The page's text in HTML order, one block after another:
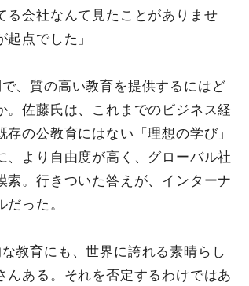
る会社なんて見たことがありませ
起点でした」
、質の高い教育を提供するにはど
。佐藤氏は、これまでのビジネス経
存の公教育にはない「理想の学び」
、より自由度が高く、グローバル社
索。行きついた答えが、インターナ
だった。
な教育にも、世界に誇れる素晴らし
んある。それを否定するわけではあ